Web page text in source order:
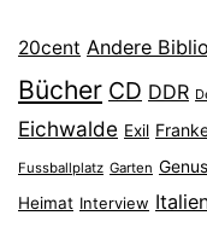
20cent Andere
Bücher CD DDR
Eichwalde Exil
Fussballplatz Garten
Heimat Interview